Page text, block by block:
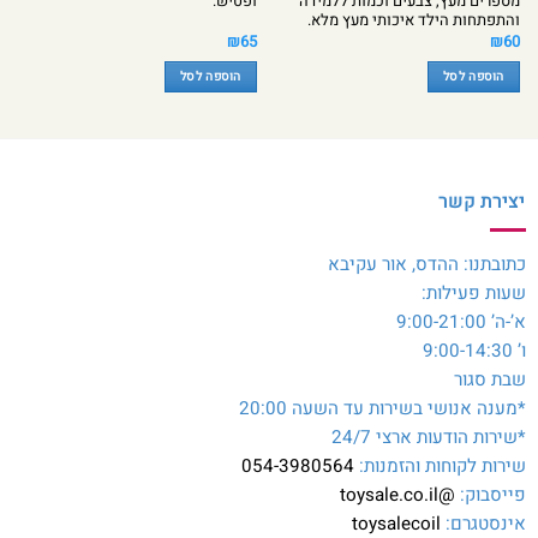
והתפתחות הילד איכותי מעץ מלא.
₪60
הוספה לסל
₪65
הוספה לסל
יצירת קשר
כתובתנו: ההדס, אור עקיבא
שעות פעילות:
א’-ה’ 9:00-21:00
ו’ 9:00-14:30
שבת סגור
*מענה אנושי בשירות עד השעה 20:00
*שירות הודעות ארצי 24/7
שירות לקוחות והזמנות: 054-3980564
פייסבוק: @toysale.co.il
אינסטגרם: toysalecoil